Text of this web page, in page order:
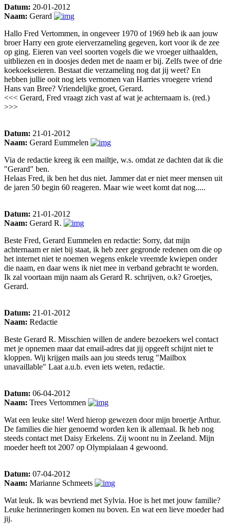
Datum: 20-01-2012
Naam: Gerard
Hallo Fred Vertommen, in ongeveer 1970 of 1969 heb ik aan jouw
broer Harry een grote eierverzameling gegeven, kort voor ik de zee
op ging. Eieren van veel soorten vogels die we vroeger uithaalden,
uitbliezen en in doosjes deden met de naam er bij. Zelfs twee of drie
koekoekseieren. Bestaat die verzameling nog dat jij weet? En
hebben jullie ooit nog iets vernomen van Harries vroegere vriend
Hans van Bree? Vriendelijke groet, Gerard.
<<< Gerard, Fred vraagt zich vast af wat je achternaam is. (red.)
>>>
Datum: 21-01-2012
Naam: Gerard Eummelen
Via de redactie kreeg ik een mailtje, w.s. omdat ze dachten dat ik die
"Gerard" ben.
Helaas Fred, ik ben het dus niet. Jammer dat er niet meer mensen uit
de jaren 50 begin 60 reageren. Maar wie weet komt dat nog.....
Datum: 21-01-2012
Naam: Gerard R.
Beste Fred, Gerard Eummelen en redactie: Sorry, dat mijn
achternaam er niet bij staat, ik heb zeer gegronde redenen om die op
het internet niet te noemen wegens enkele vreemde kwiepen onder
die naam, en daar wens ik niet mee in verband gebracht te worden.
Ik zal voortaan mijn naam als Gerard R. schrijven, o.k? Groetjes,
Gerard.
Datum: 21-01-2012
Naam: Redactie
Beste Gerard R. Misschien willen de andere bezoekers wel contact
met je opnemen maar dat email-adres dat jij opgeeft schijnt niet te
kloppen. Wij krijgen mails aan jou steeds terug "Mailbox
unavaillable" Laat a.u.b. even iets weten, redactie.
Datum: 06-04-2012
Naam: Trees Vertommen
Wat een leuke site! Werd hierop gewezen door mijn broertje Arthur.
De families die hier genoemd worden ken ik allemaal. Ik heb nog
steeds contact met Daisy Erkelens. Zij woont nu in Zeeland. Mijn
moeder heeft tot 2007 op Olympialaan 4 gewoond.
Datum: 07-04-2012
Naam: Marianne Schmeets
Wat leuk. Ik was bevriend met Sylvia. Hoe is het met jouw familie?
Leuke herinneringen komen nu boven. En wat een lieve moeder had
jij.